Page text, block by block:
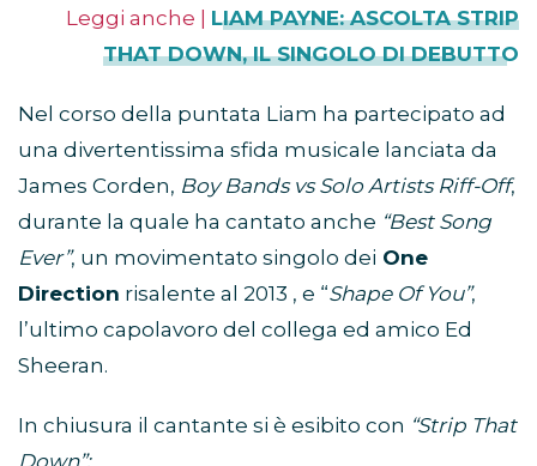
Leggi anche |
LIAM PAYNE: ASCOLTA STRIP
THAT DOWN, IL SINGOLO DI DEBUTTO
Nel corso della puntata Liam ha partecipato ad
una divertentissima sfida musicale lanciata da
James Corden, Boy Bands vs Solo Artists Riff-Off,
durante la quale ha cantato anche “Best Song
Ever”, un movimentato singolo dei One
Direction risalente al 2013 , e “Shape Of You”,
l’ultimo capolavoro del collega ed amico Ed
Sheeran.
In chiusura il cantante si è esibito con “Strip That